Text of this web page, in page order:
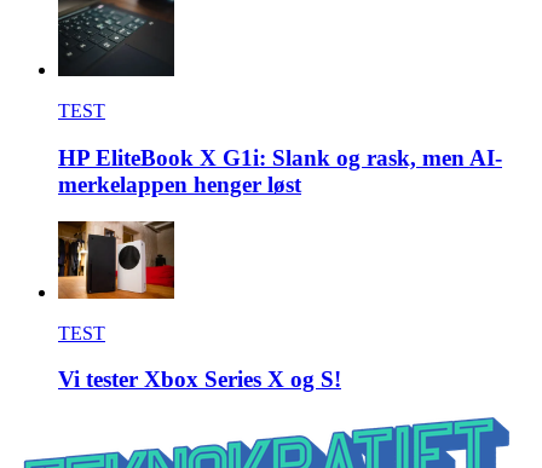
TEST
HP EliteBook X G1i: Slank og rask, men AI-
merkelappen henger løst
TEST
Vi tester Xbox Series X og S!